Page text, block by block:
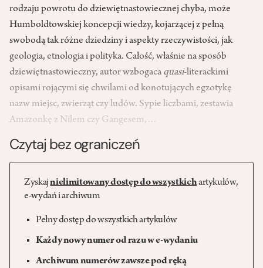
rodzaju powrotu do dziewiętnastowiecznej chyba, może
Humboldtowskiej koncepcji wiedzy, kojarzącej z pełną
swobodą tak różne dziedziny i aspekty rzeczywistości, jak
geologia, etnologia i polityka. Całość, właśnie na sposób
dziewiętnastowieczny, autor wzbogaca quasi-literackimi
opisami rojącymi się chwilami od konotujących egzotykę
nazw miejsc, zwierząt czy ludów. Sypie liczbami, zestawia
Amazonkę z Nilem czy Gangesem,…
Czytaj bez ograniczeń
Zyskajnielimitowany dostęp do wszystkichartykułów,
e-wydań i archiwum
Pełny dostęp do wszystkich artykułów
Każdy nowy numer od razu w e-wydaniu
Archiwum numerów zawsze pod ręką